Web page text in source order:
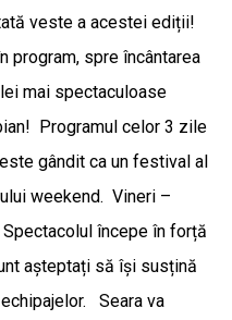
veste a acestei ediții!
program, spre încântarea
mai spectaculoase
​Programul celor 3 zile
gândit ca un festival al
weekend. ​Vineri –
începe în forță
așteptați să își susțină
Seara va